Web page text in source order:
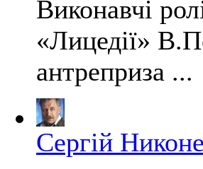
Виконавчі
«Лицедії»
антреприза ...
Сергій